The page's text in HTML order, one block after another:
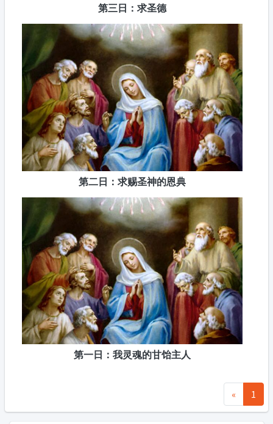
第三日：求圣德
第二日：求赐圣神的恩典
第一日：我灵魂的甘饴主人
« 1